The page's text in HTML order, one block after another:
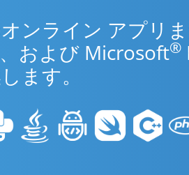
ンライン アプリ
、および Microsoft®
ます。